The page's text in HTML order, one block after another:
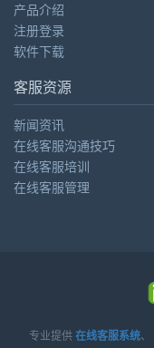
产品介绍
注册登录
软件下载
客服资源
新闻资讯
在线客服沟通技巧
在线客服培训
在线客服管理
专业提供在线客服系统、